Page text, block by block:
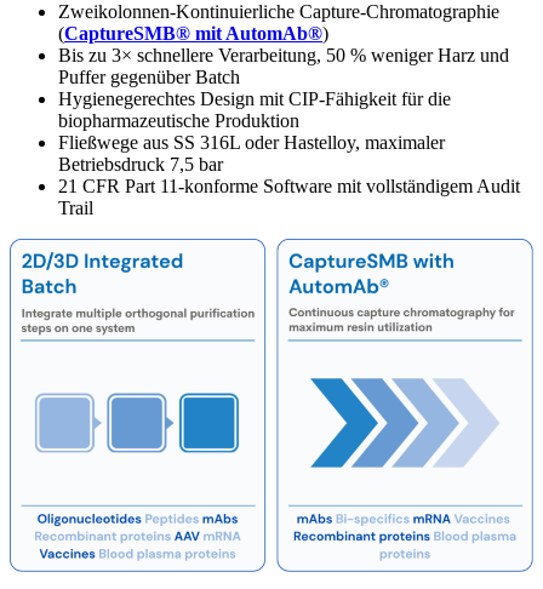
Zweikolonnen-Kontinuierliche Capture-Chromatographie
(CaptureSMB® mit AutomAb®)
Bis zu 3× schnellere Verarbeitung, 50 % weniger Harz und
Puffer gegenüber Batch
Hygienegerechtes Design mit CIP-Fähigkeit für die
biopharmazeutische Produktion
Fließwege aus SS 316L oder Hastelloy, maximaler
Betriebsdruck 7,5 bar
21 CFR Part 11-konforme Software mit vollständigem Audit
Trail